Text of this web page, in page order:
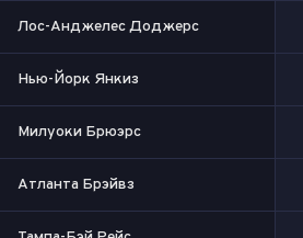
Лос-Анджелес Доджерс
Нью-Йорк Янкиз
Милуоки Брюэрс
Атланта Брэйвз